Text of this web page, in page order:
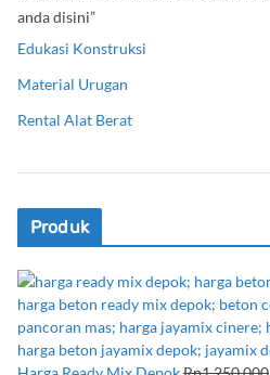
anda disini”
Edukasi Konstruksi
Material Urugan
Rental Alat Berat
Produk